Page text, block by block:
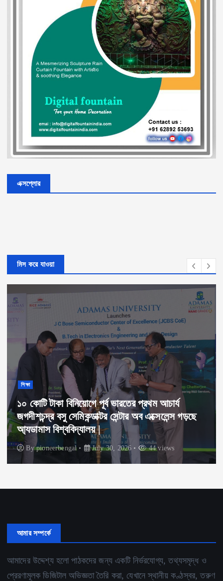
এক্সপ্লোর
মিস করে যাওয়া
ব্যবসা বাণিজ্য
ভারত এবং থাইল্যান্ডের যৌথ উদ্যোগে ভারতে মিলবে
অত্যাধুনিক ইলেকট্রিক স্কুটার।
Bypioneerbengal July 30, 2026 43 views
আমার সম্পর্কে
আমাদের উদ্দেশ্য হলো পাঠকদের জন্য একটি নির্ভরযোগ্য, তথ্যসমৃদ্ধ ও
প্রেরণামূলক ডিজিটাল অভিজ্ঞতা তৈরি করা, যেখানে স্থানীয় কণ্ঠস্বর, তরুণ